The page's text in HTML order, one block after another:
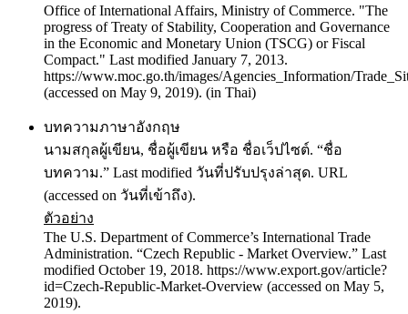
Office of International Affairs, Ministry of Commerce. "The
progress of Treaty of Stability, Cooperation and Governance
in the Economic and Monetary Union (TSCG) or Fiscal
Compact." Last modified January 7, 2013.
https://www.moc.go.th/images/Agencies_Information/
(accessed on May 9, 2019). (in Thai)
บทความภาษาอังกฤษ
นามสกุลผู้เขียน, ชื่อผู้เขียน หรือ ชื่อเว็ปไซต์. “ชื่อ
บทความ.” Last modified วันที่ปรับปรุงล่าสุด. URL
(accessed on วันที่เข้าถึง).
ตัวอย่าง
The U.S. Department of Commerce’s International Trade
Administration. “Czech Republic - Market Overview.” Last
modified October 19, 2018. https://www.export.gov/article?
id=Czech-Republic-Market-Overview (accessed on May 5,
2019).